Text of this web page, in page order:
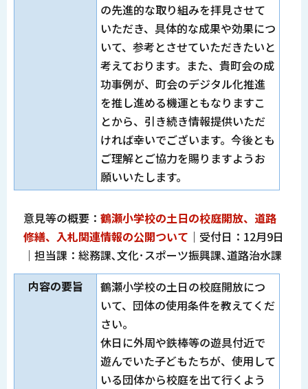
の先進的な取り組みを拝見させて
いただき、具体的な成果や効果につ
いて、参考とさせていただきたいと
考えております。また、貴町会の成
功事例が、町会のデジタル化推進
を推し進める機運ともなりますこ
とから、引き続き情報提供いただ
ければ幸いでございます。今後とも
ご理解とご協力を賜りますようお
願いいたします。
意見等の概要： 鶴瀬小学校の土日の校庭開放、道路
修繕、入札関連情報の公開ついて ｜受付日：12月9日
｜担当課：総務課､文化･スポーツ振興課､道路治水課
内容の要旨
鶴瀬小学校の土日の校庭開放につ
いて、団体の使用条件を教えてくだ
さい。
休日に外周や鉄棒等の遊具付近で
遊んでいた子どもたちが、使用して
いる団体から校庭を出て行くよう